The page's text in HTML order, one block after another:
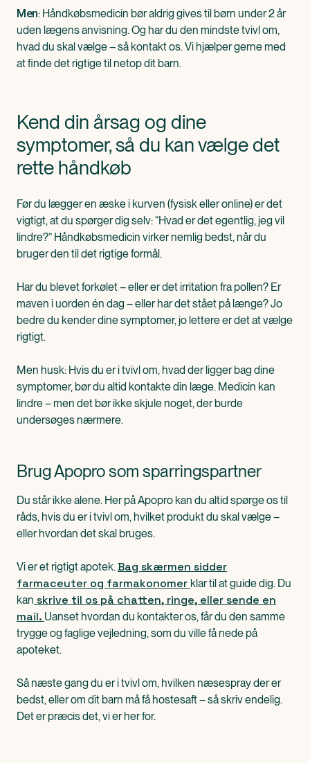
Men: Håndkøbsmedicin bør aldrig gives til børn under 2 år
uden lægens anvisning. Og har du den mindste tvivl om,
hvad du skal vælge – så kontakt os. Vi hjælper gerne med
at finde det rigtige til netop dit barn.
Kend din årsag og dine
symptomer, så du kan vælge det
rette håndkøb
Før du lægger en æske i kurven (fysisk eller online) er det
vigtigt, at du spørger dig selv: “Hvad er det egentlig, jeg vil
lindre?” Håndkøbsmedicin virker nemlig bedst, når du
bruger den til det rigtige formål.
Har du blevet forkølet – eller er det irritation fra pollen? Er
maven i uorden én dag – eller har det stået på længe? Jo
bedre du kender dine symptomer, jo lettere er det at vælge
rigtigt.
Men husk: Hvis du er i tvivl om, hvad der ligger bag dine
symptomer, bør du altid kontakte din læge. Medicin kan
lindre – men det bør ikke skjule noget, der burde
undersøges nærmere.
Brug Apopro som sparringspartner
Du står ikke alene. Her på Apopro kan du altid spørge os til
råds, hvis du er i tvivl om, hvilket produkt du skal vælge –
eller hvordan det skal bruges.
Vi er et rigtigt apotek.Bag skærmen sidder
farmaceuter og farmakonomer klar til at guide dig. Du
kan skrive til os på chatten, ringe, eller sende en
mail. Uanset hvordan du kontakter os, får du den samme
trygge og faglige vejledning, som du ville få nede på
apoteket.
Så næste gang du er i tvivl om, hvilken næsespray der er
bedst, eller om dit barn må få hostesaft – så skriv endelig.
Det er præcis det, vi er her for.